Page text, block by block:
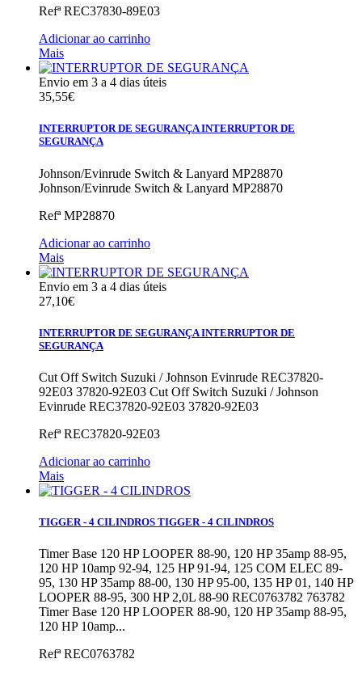
RefªREC37830-89E03
Adicionar ao carrinho
Mais
Envio em 3 a 4 dias úteis
35,55€
INTERRUPTOR DE SEGURANÇA INTERRUPTOR DE
SEGURANÇA
Johnson/Evinrude Switch & Lanyard MP28870
Johnson/Evinrude Switch & Lanyard MP28870
RefªMP28870
Adicionar ao carrinho
Mais
Envio em 3 a 4 dias úteis
27,10€
INTERRUPTOR DE SEGURANÇA INTERRUPTOR DE
SEGURANÇA
Cut Off Switch Suzuki / Johnson Evinrude REC37820-
92E03 37820-92E03 Cut Off Switch Suzuki / Johnson
Evinrude REC37820-92E03 37820-92E03
RefªREC37820-92E03
Adicionar ao carrinho
Mais
TIGGER - 4 CILINDROS TIGGER - 4 CILINDROS
Timer Base 120 HP LOOPER 88-90, 120 HP 35amp 88-95,
120 HP 10amp 92-94, 125 HP 91-94, 125 COM ELEC 89-
95, 130 HP 35amp 88-00, 130 HP 95-00, 135 HP 01, 140 HP
LOOPER 88-95, 300 HP 2,0L 88-90 REC0763782 763782
Timer Base 120 HP LOOPER 88-90, 120 HP 35amp 88-95,
120 HP 10amp...
RefªREC0763782